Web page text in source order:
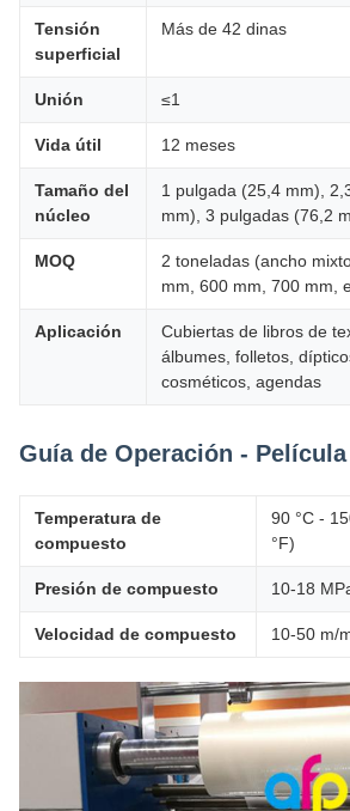
Tensión
superficial
Más de 42 dinas
Unión ≤1
Vida útil 12 meses
Tamaño del
núcleo
1 pulgada (25,4 mm),
mm), 3 pulgadas (76,2
MOQ
2 toneladas (ancho
mm, 600 mm, 700 mm,
Aplicación
Cubiertas de libros de
álbumes, folletos,
cosméticos, agendas
Guía de Operación - Película
Temperatura de
compuesto
90 °C -
°F)
Presión de compuesto 10-18
Velocidad de compuesto 10-50 m/